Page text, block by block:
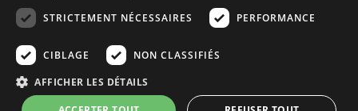
Avant de prendre possession du logement vous devez obtenir du
propriétaire un contrat qui stipule les clauses et le descriptif de la location,
grâce à ce contrat vous pouvez faire valoir vos droits si le logement ne
STRICTEMENT NÉCESSAIRES
PERFORMANCE
CIBLAGE NON CLASSIFIÉS
AFFICHER LES DÉTAILS